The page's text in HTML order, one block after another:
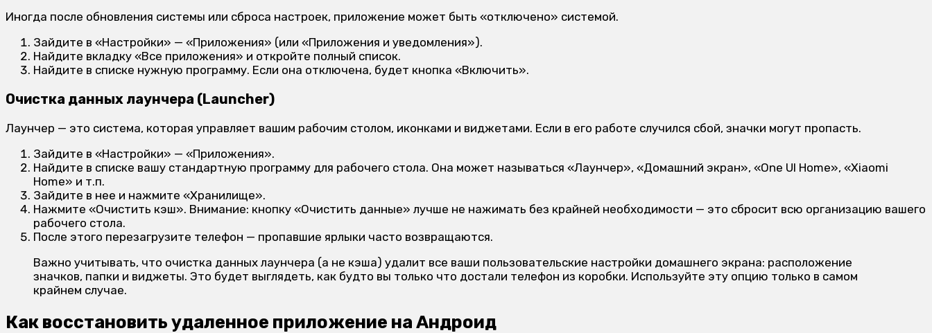
Иногда после обновления системы или сброса настроек, приложение может быть «отключено» системой.
Зайдите в «Настройки» — «Приложения» (или «Приложения и уведомления»).
Найдите вкладку «Все приложения» и откройте полный список.
Найдите в списке нужную программу. Если она отключена, будет кнопка «Включить».
Очистка данных лаунчера (Launcher)
Лаунчер — это система, которая управляет вашим рабочим столом, иконками и виджетами. Если в его работе случился сбой, значки могут пропасть.
Зайдите в «Настройки» — «Приложения».
Найдите в списке вашу стандартную программу для рабочего стола. Она может называться «Лаунчер», «Домашний экран», «One UI Home», «Xiaomi
Home» и т.п.
Зайдите в нее и нажмите «Хранилище».
Нажмите «Очистить кэш». Внимание: кнопку «Очистить данные» лучше не нажимать без крайней необходимости — это сбросит всю организацию вашего
рабочего стола.
После этого перезагрузите телефон — пропавшие ярлыки часто возвращаются.
Важно учитывать, что очистка данных лаунчера (а не кэша) удалит все ваши пользовательские настройки домашнего экрана: расположение
значков, папки и виджеты. Это будет выглядеть, как будто вы только что достали телефон из коробки. Используйте эту опцию только в самом
крайнем случае.
Как восстановить удаленное приложение на Андроид